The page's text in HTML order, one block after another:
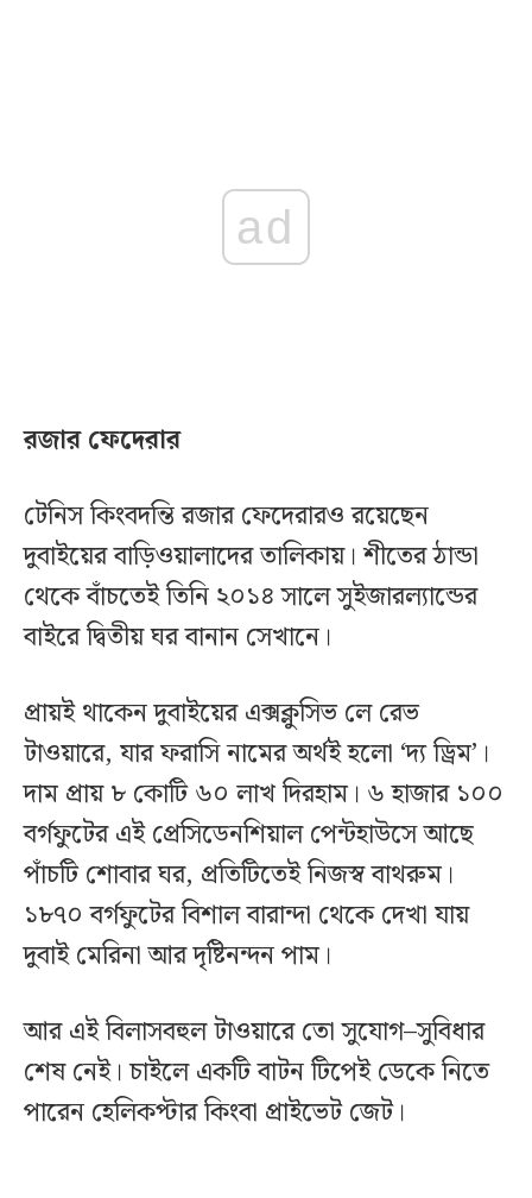
ad
রজার ফেদেরার
টেনিস কিংবদন্তি রজার ফেদেরারও রয়েছেন
দুবাইয়ের বাড়িওয়ালাদের তালিকায়। শীতের ঠান্ডা
থেকে বাঁচতেই তিনি ২০১৪ সালে সুইজারল্যান্ডের
বাইরে দ্বিতীয় ঘর বানান সেখানে।
প্রায়ই থাকেন দুবাইয়ের এক্সক্লুসিভ লে রেভ
টাওয়ারে, যার ফরাসি নামের অর্থই হলো ‘দ্য ড্রিম’।
দাম প্রায় ৮ কোটি ৬০ লাখ দিরহাম। ৬ হাজার ১০০
বর্গফুটের এই প্রেসিডেনশিয়াল পেন্টহাউসে আছে
পাঁচটি শোবার ঘর, প্রতিটিতেই নিজস্ব বাথরুম।
১৮৭০ বর্গফুটের বিশাল বারান্দা থেকে দেখা যায়
দুবাই মেরিনা আর দৃষ্টিনন্দন পাম।
আর এই বিলাসবহুল টাওয়ারে তো সুযোগ–সুবিধার
শেষ নেই। চাইলে একটি বাটন টিপেই ডেকে নিতে
পারেন হেলিকপ্টার কিংবা প্রাইভেট জেট।